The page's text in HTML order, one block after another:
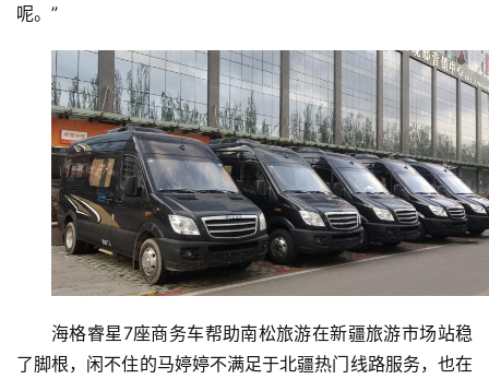
呢。”
海格睿星7座商务车帮助南松旅游在新疆旅游市场站稳
了脚根，闲不住的马婷婷不满足于北疆热门线路服务，也在